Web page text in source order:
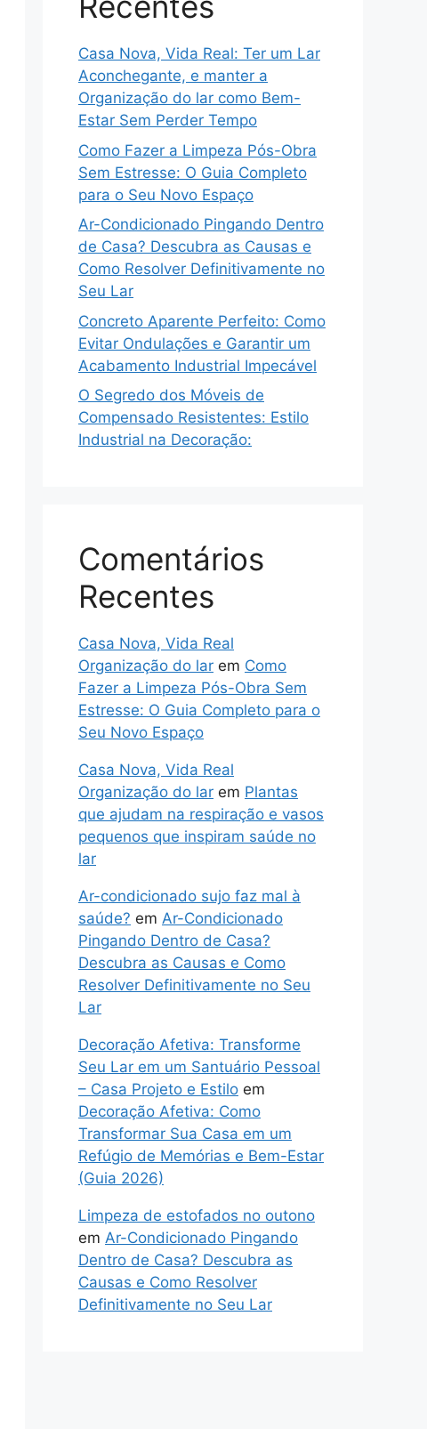
Casa Nova, Vida Real: Ter um Lar
Aconchegante, e manter a
Organização do lar como Bem-
Estar Sem Perder Tempo
Como Fazer a Limpeza Pós-Obra
Sem Estresse: O Guia Completo
para o Seu Novo Espaço
Ar-Condicionado Pingando Dentro
de Casa? Descubra as Causas e
Como Resolver Definitivamente no
Seu Lar
Concreto Aparente Perfeito: Como
Evitar Ondulações e Garantir um
Acabamento Industrial Impecável
O Segredo dos Móveis de
Compensado Resistentes: Estilo
Industrial na Decoração:
Comentários
Recentes
Casa Nova, Vida Real
Organização do lar em Como
Fazer a Limpeza Pós-Obra Sem
Estresse: O Guia Completo para o
Seu Novo Espaço
Casa Nova, Vida Real
Organização do lar em Plantas
que ajudam na respiração e vasos
pequenos que inspiram saúde no
lar
Ar-condicionado sujo faz mal à
saúde? em Ar-Condicionado
Pingando Dentro de Casa?
Descubra as Causas e Como
Resolver Definitivamente no Seu
Lar
Decoração Afetiva: Transforme
Seu Lar em um Santuário Pessoal
– Casa Projeto e Estilo em
Decoração Afetiva: Como
Transformar Sua Casa em um
Refúgio de Memórias e Bem-Estar
(Guia 2026)
Limpeza de estofados no outono
em Ar-Condicionado Pingando
Dentro de Casa? Descubra as
Causas e Como Resolver
Definitivamente no Seu Lar